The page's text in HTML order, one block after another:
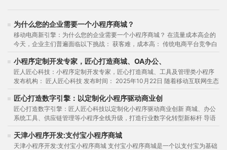
为什么您的企业需要一个小程序商城？
移动电商新引擎：为什么您的企业需要一个小程序商城？ 在流量成本高企的
今天，企业主们普遍面临以下挑战： 获客难，成本高： 传统电商平台竞争白
小程序定制开发专家，匠心打造商城、OA办公、
匠人匠心科技：小程序定制开发专家，匠心打造商城、工具及管理类小程序
发布机构： 匠人匠心科技 发布时间： 2025年10月22日 随着移动互联网生态
匠心打造数字引擎：以定制化小程序驱动商业创
匠心打造数字引擎：匠人匠心科技以定制化小程序驱动商业创新 商城、办公
系统工具、供应链管理等小程序全线升级，打造行业数字化转型新标杆 导语
天津小程序开发:支付宝小程序商城
天津小程序开发:支付宝小程序商城 支付宝小程序商城是一个以支付宝为基础